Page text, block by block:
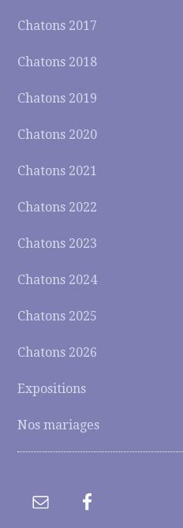
Chatons 2017
Chatons 2018
Chatons 2019
Chatons 2020
Chatons 2021
Chatons 2022
Chatons 2023
Chatons 2024
Chatons 2025
Chatons 2026
Expositions
Nos mariages